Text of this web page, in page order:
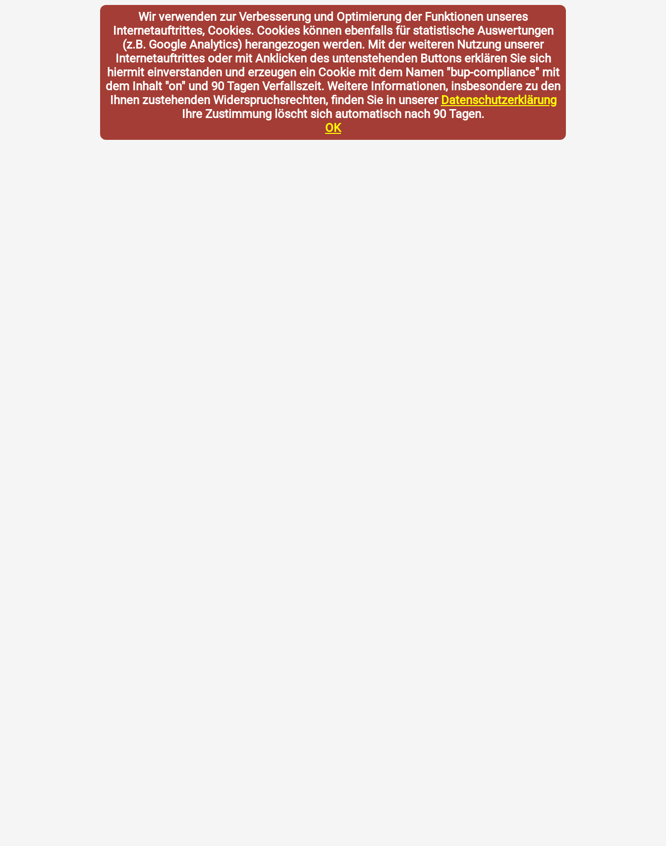
Wir verwenden zur Verbesserung und Optimierung der Funktionen unseres
Internetauftrittes, Cookies. Cookies können ebenfalls für statistische Auswertungen
(z.B. Google Analytics) herangezogen werden. Mit der weiteren Nutzung unserer
Internetauftrittes oder mit Anklicken des untenstehenden Buttons erklären Sie sich
hiermit einverstanden und erzeugen ein Cookie mit dem Namen "bup-compliance" mit
dem Inhalt "on" und 90 Tagen Verfallszeit. Weitere Informationen, insbesondere zu den
Ihnen zustehenden Widerspruchsrechten, finden Sie in unserer Datenschutzerklärung
Ihre Zustimmung löscht sich automatisch nach 90 Tagen.
OK